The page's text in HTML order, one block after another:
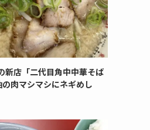
新店「二代目角中中華そば
肉マシマシにネギめし